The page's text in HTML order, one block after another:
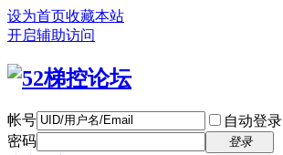
设为首页收藏本站
开启辅助访问
帐号 自动登录
密码
登录